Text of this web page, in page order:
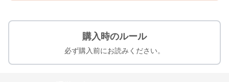
購入時のルール
必ず購入前にお読みください。